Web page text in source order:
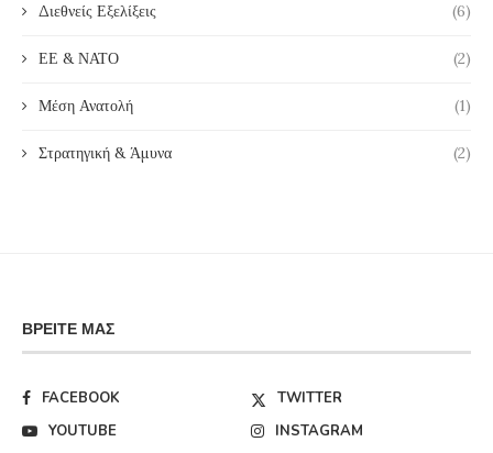
Διεθνείς Εξελίξεις (6)
ΕΕ & ΝΑΤΟ (2)
Μέση Ανατολή (1)
Στρατηγική & Άμυνα (2)
ΒΡΕΊΤΕ ΜΑΣ
FACEBOOK
TWITTER
YOUTUBE
INSTAGRAM